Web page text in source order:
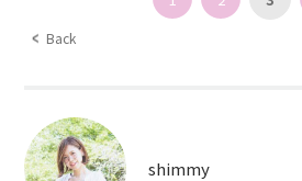
Back
shimmy